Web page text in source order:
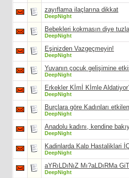
zayıflama ilaçlarına dikkat
DeepNight
Bebekleri kokmasın diye
DeepNight
Eşinizden Vazgeçmeyin!
DeepNight
Yuvanın çocuk gelişimine
DeepNight
Erkekler Kİmİ Kİmle
DeepNight
Burçlara göre Kadınları
DeepNight
Anadolu kadını, kendine
DeepNight
Kadinlarda Kalp Hastaliklari
DeepNight
aYRıLDıNıZ Mı?aLDıRMa
DeepNight